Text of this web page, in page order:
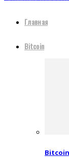
Главная
Bitcoin